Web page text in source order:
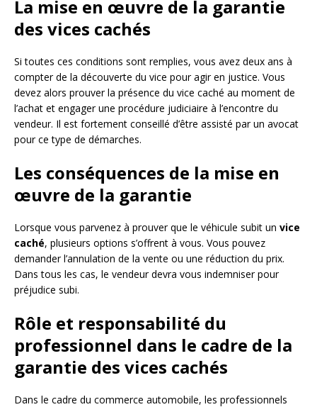
La mise en œuvre de la garantie
des vices cachés
Si toutes ces conditions sont remplies, vous avez deux ans à
compter de la découverte du vice pour agir en justice. Vous
devez alors prouver la présence du vice caché au moment de
l’achat et engager une procédure judiciaire à l’encontre du
vendeur. Il est fortement conseillé d’être assisté par un avocat
pour ce type de démarches.
Les conséquences de la mise en
œuvre de la garantie
Lorsque vous parvenez à prouver que le véhicule subit un vice
caché, plusieurs options s’offrent à vous. Vous pouvez
demander l’annulation de la vente ou une réduction du prix.
Dans tous les cas, le vendeur devra vous indemniser pour
préjudice subi.
Rôle et responsabilité du
professionnel dans le cadre de la
garantie des vices cachés
Dans le cadre du commerce automobile, les professionnels